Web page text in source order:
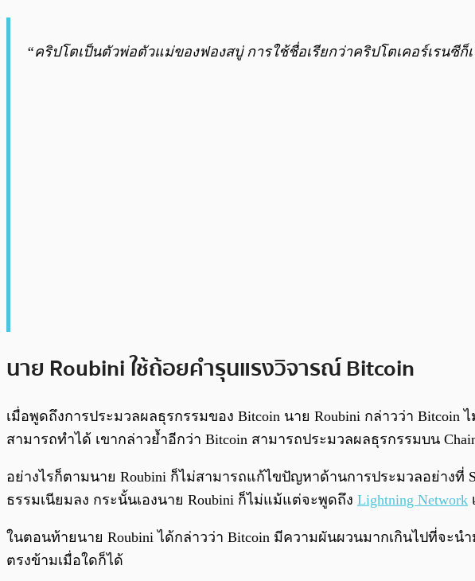
“คริปโตเป็นตัวพ่อตัวแม่ของฟองสบู่ การใช้ชื่อเรียกว่าคริปโตเคอร์เรน
นาย Roubini ใช้ถ้อยคำรุนแรงวิจารณ์ Bitcoin
เมื่อพูดถึงการประมวลผลธุรกรรมของ Bitcoin นาย Roubini กล่าวว่า
สามารถทำได้ เขากล่าวย้ำอีกว่า Bitcoin สามารถประมวลผลธุรกรรมบน
อย่างไรก็ตามนาย Roubini ก็ไม่สามารถแก้ไขปัญหาด้านการประมวลอย่าง
ธรรมเนียมลง กระนั้นเองนาย Roubini ก็ไม่แม้แต่จะพูดถึง Lightning Network
ในตอนท้ายนาย Roubini ได้กล่าวว่า Bitcoin มีความผันผวนมากเกินไปที่จะ
ตรงข้ามเมื่อใดก็ได้